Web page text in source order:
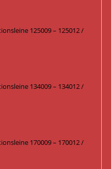
125009 – 125012 /
134009 – 134012 /
170009 – 170012 /